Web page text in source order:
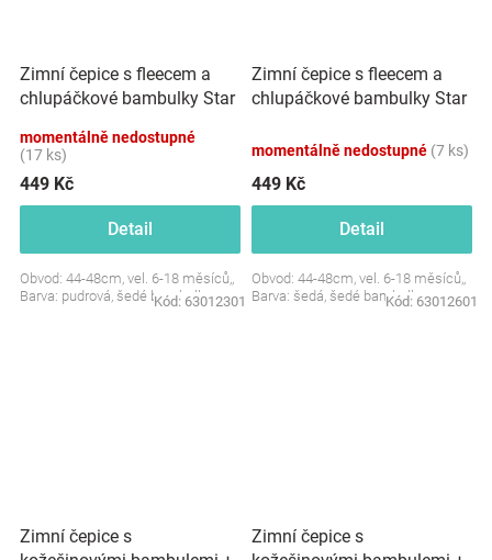
Zimní čepice s fleecem a
chlupáčkové bambulky Star
momentálně nedostupné
(17 ks)
449 Kč
Detail
Obvod: 44-48cm, vel. 6-18 měsíců,,
Barva: pudrová, šedé bambulky
Kód: 63012301
Zimní čepice s fleecem a
chlupáčkové bambulky Star
NELLYS
momentálně nedostupné (7 ks)
449 Kč
Detail
Obvod: 44-48cm, vel. 6-18 měsíců,,
Barva: šedá, šedé bambulky
Kód: 63012601
Zimní čepice s
Zimní čepice s